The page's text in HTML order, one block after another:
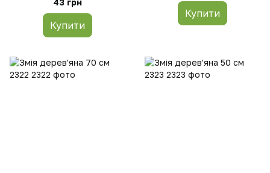
43 грн
Купити
Купити